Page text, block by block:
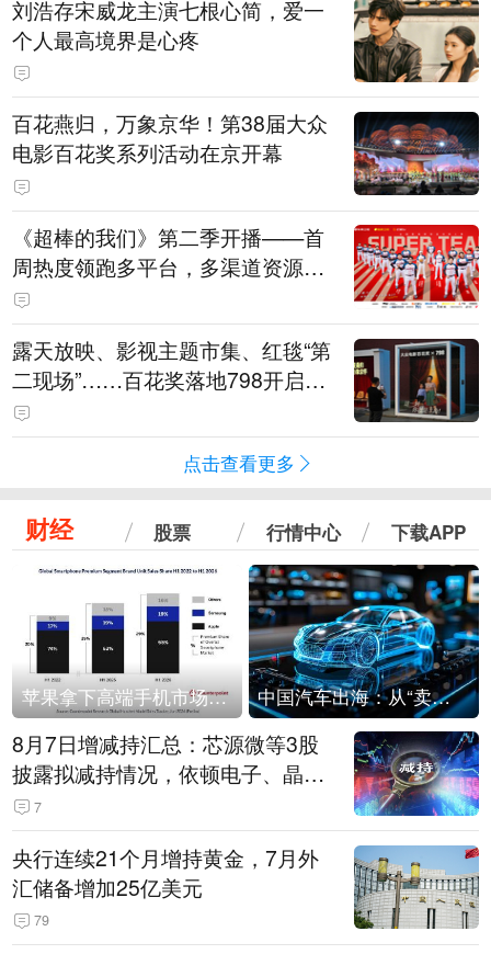
刘浩存宋威龙主演七根心简，爱一
个人最高境界是心疼
百花燕归，万象京华！第38届大众
电影百花奖系列活动在京开幕
《超棒的我们》第二季开播——首
周热度领跑多平台，多渠道资源加
持助推棒球文化出圈
露天放映、影视主题市集、红毯“第
二现场”……百花奖落地798开启城
市文化体验新场景
点击查看更多
财经 股票 行情中心 下载APP
苹果拿下高端手机市场65%的份额：iPhone 17系列功不可没 中国汽车出海：从“卖出去”到“走进去”
8月7日增减持汇总：芯源微等3股
披露拟减持情况，依顿电子、晶华
微拟增持（表）
7
央行连续21个月增持黄金，7月外
汇储备增加25亿美元
79